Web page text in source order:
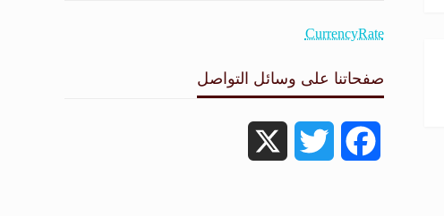
CurrencyRate
صفحاتنا على وسائل التواصل
Facebook
Twitter